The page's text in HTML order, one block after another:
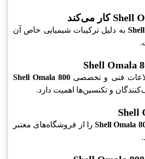
به دلیل ترکیبات شیمیایی خاص آن
فنی و تخصصی Shell Omala 800
و تکنسین‌ها اهمیت دارد.
Shell Omala را از فروشگاه‌های معتبر